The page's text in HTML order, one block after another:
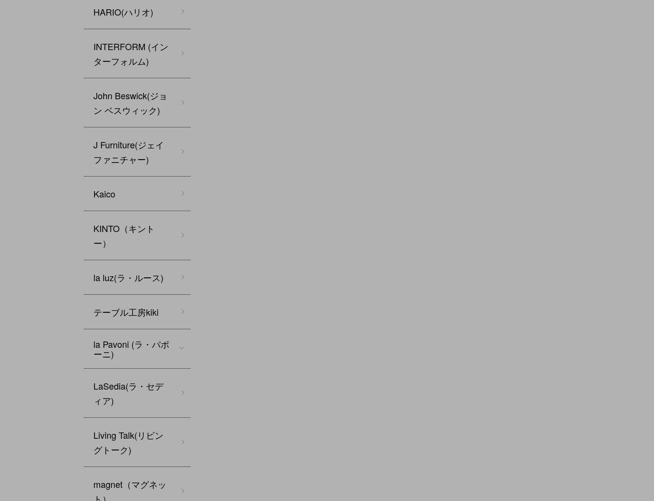
HARIO(ハリオ)
INTERFORM (イン
ターフォルム)
John Beswick(ジョ
ン ベスウィック)
J Furniture(ジェイ
ファニチャー)
Kaico
KINTO（キント
ー）
la luz(ラ・ルース)
テーブル工房kiki
la Pavoni (ラ・パボ
ーニ)
LaSedia(ラ・セデ
ィア)
Living Talk(リビン
グトーク)
magnet（マグネッ